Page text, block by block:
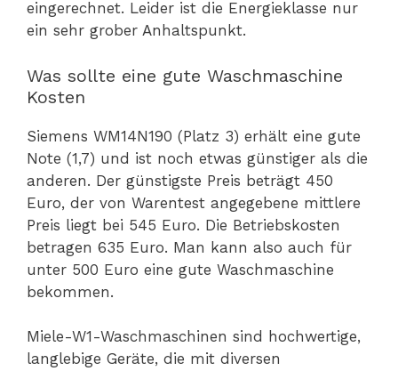
eingerechnet. Leider ist die Energieklasse nur
ein sehr grober Anhaltspunkt.
Was sollte eine gute Waschmaschine
Kosten
Siemens WM14N190 (Platz 3) erhält eine gute
Note (1,7) und ist noch etwas günstiger als die
anderen. Der günstigste Preis beträgt 450
Euro, der von Warentest angegebene mittlere
Preis liegt bei 545 Euro. Die Betriebskosten
betragen 635 Euro. Man kann also auch für
unter 500 Euro eine gute Waschmaschine
bekommen.
Miele-W1-Waschmaschinen sind hochwertige,
langlebige Geräte, die mit diversen